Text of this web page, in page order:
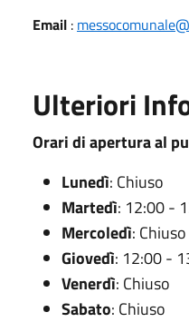
Email :
Ulteriori
Orari di apertura al
Lunedì: Chiuso
Martedì: 12:00 -
Mercoledì: Chiuso
Giovedì: 12:00 -
Venerdì: Chiuso
Sabato: Chiuso